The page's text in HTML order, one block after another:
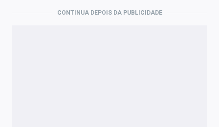
CONTINUA DEPOIS DA PUBLICIDADE